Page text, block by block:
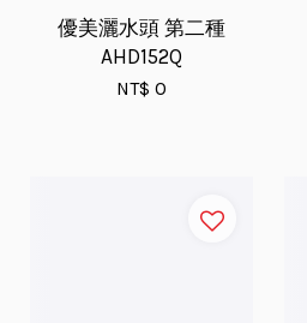
優美灑水頭 第二種
AHD152Q
NT$ 0